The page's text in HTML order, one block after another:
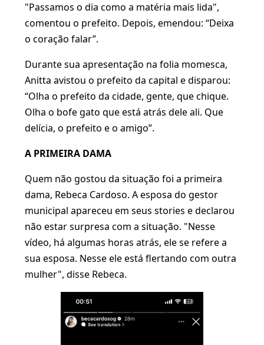
"Passamos o dia como a matéria mais lida",
comentou o prefeito. Depois, emendou: “Deixa
o coração falar”.
Durante sua apresentação na folia momesca,
Anitta avistou o prefeito da capital e disparou:
“Olha o prefeito da cidade, gente, que chique.
Olha o bofe gato que está atrás dele ali. Que
delícia, o prefeito e o amigo”.
A PRIMEIRA DAMA
Quem não gostou da situação foi a primeira
dama, Rebeca Cardoso. A esposa do gestor
municipal apareceu em seus stories e declarou
não estar surpresa com a situação. "Nesse
vídeo, há algumas horas atrás, ele se refere a
sua esposa. Nesse ele está flertando com outra
mulher", disse Rebeca.